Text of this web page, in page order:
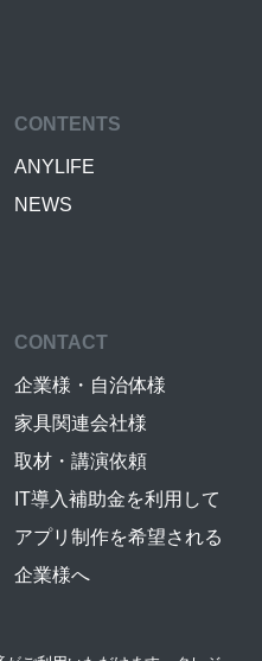
CONTENTS
ANYLIFE
NEWS
CONTACT
企業様・自治体様
家具関連会社様
取材・講演依頼
IT導入補助金を利用して
アプリ制作を希望される
企業様へ